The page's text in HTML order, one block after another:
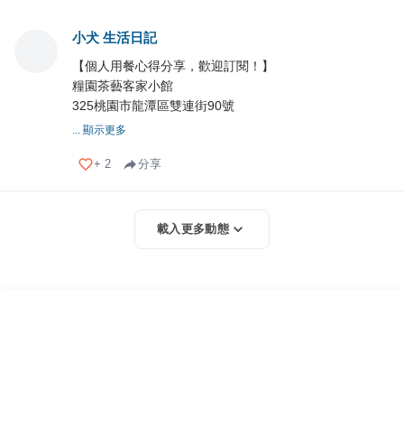
小犬 生活日記
【個人用餐心得分享，歡迎訂閱！】
糧園茶藝客家小館
325桃園市龍潭區雙連街90號
... 顯示更多
+ 2 分享
載入更多動態